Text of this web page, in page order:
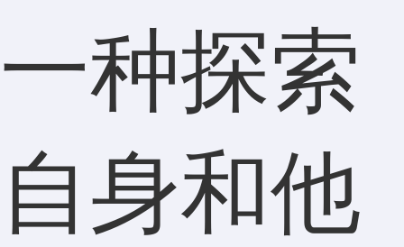
一种探索
自身和他